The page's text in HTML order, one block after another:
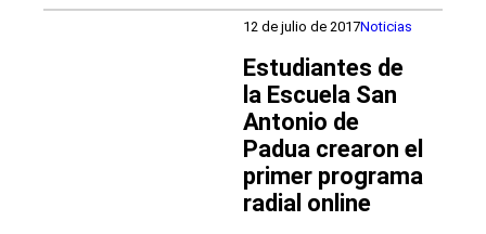
12 de julio de 2017Noticias
Estudiantes de
la Escuela San
Antonio de
Padua crearon el
primer programa
radial online